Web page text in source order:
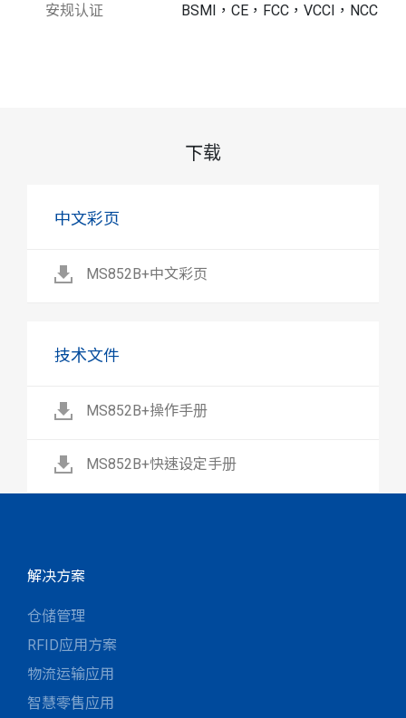
安规认证 BSMI，CE，FCC，VCCI，NCC
下载
中文彩页
MS852B+中文彩页
技术文件
MS852B+操作手册
MS852B+快速设定手册
解决方案
仓储管理
RFID应用方案
物流运输应用
智慧零售应用